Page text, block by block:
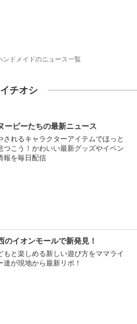
ンドメイドのニュース一覧
チオシ
ーピーたちの最新ニュース
されるキャラクターアイテムでほっと
つこう！かわいい最新グッズやイベン
報を毎日配信
のイオンモールで新発見！
もと楽しめる新しい遊び方をママライ
達が現地から最新リポ！